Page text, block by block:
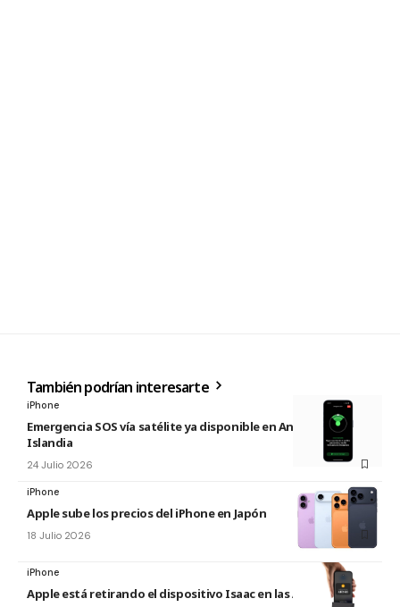
También podrían interesarte
iPhone
Emergencia SOS vía satélite ya disponible en Andorra e
Islandia
24 Julio 2026
iPhone
Apple sube los precios del iPhone en Japón
18 Julio 2026
iPhone
Apple está retirando el dispositivo Isaac en las Apple Store